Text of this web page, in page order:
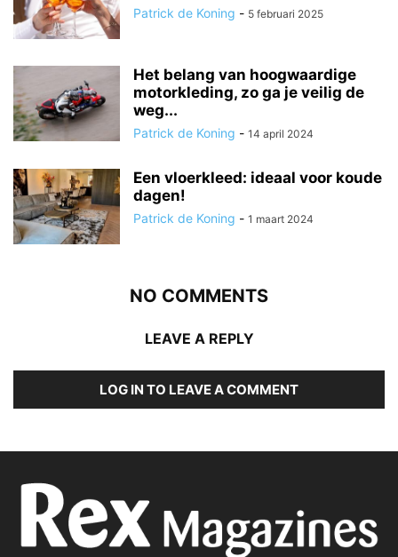
Patrick de Koning - 5 februari 2025
Het belang van hoogwaardige
motorkleding, zo ga je veilig de
weg...
Patrick de Koning - 14 april 2024
Een vloerkleed: ideaal voor koude
dagen!
Patrick de Koning - 1 maart 2024
NO COMMENTS
LEAVE A REPLY
LOG IN TO LEAVE A COMMENT